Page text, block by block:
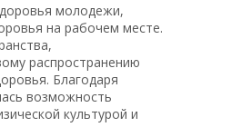
молодежи,
на рабочем месте.
распространению
Благодаря
возможность
культурой и